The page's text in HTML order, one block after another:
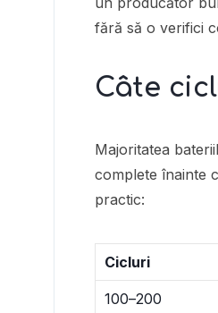
fără să o verifici
Câte
Majoritatea
complete înainte
practic:
Cicluri
100–200